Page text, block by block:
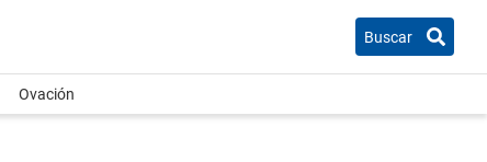
Buscar
Ovación